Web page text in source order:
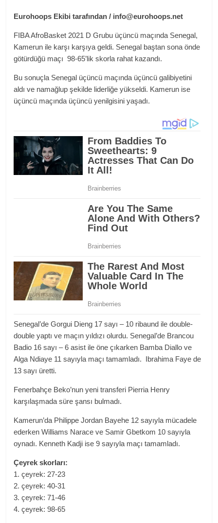
Eurohoops Ekibi tarafından / info@eurohoops.net
FIBA AfroBasket 2021 D Grubu üçüncü maçında Senegal,
Kamerun ile karşı karşıya geldi. Senegal baştan sona önde
götürdüğü maçı 98-65’lik skorla rahat kazandı.
Bu sonuçla Senegal üçüncü maçında üçüncü galibiyetini
aldı ve namağlup şekilde liderliğe yükseldi. Kamerun ise
üçüncü maçında üçüncü yenilgisini yaşadı.
Senegal’de Gorgui Dieng 17 sayı – 10 ribaund ile double-
double yaptı ve maçın yıldızı olurdu. Senegal’de Brancou
Badio 16 sayı – 6 asist ile öne çıkarken Bamba Diallo ve
Alga Ndiaye 11 sayıyla maçı tamamladı. Ibrahima Faye de
13 sayı üretti.
Fenerbahçe Beko’nun yeni transferi Pierria Henry
karşılaşmada süre şansı bulmadı.
Kamerun’da Philippe Jordan Bayehe 12 sayıyla mücadele
ederken Williams Narace ve Samir Gbetkom 10 sayıyla
oynadı. Kenneth Kadji ise 9 sayıyla maçı tamamladı.
Çeyrek skorları:
1. çeyrek: 27-23
2. çeyrek: 40-31
3. çeyrek: 71-46
4. çeyrek: 98-65